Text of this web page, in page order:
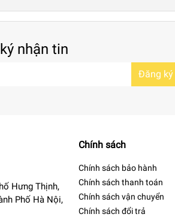
nhận tin
Đăng ký
Hưng Thịnh,
Phố Hà Nội,
Chính sách
Chính sách bảo hành
Chính sách thanh toán
Chính sách vận chuyển
Chính sách đổi trả